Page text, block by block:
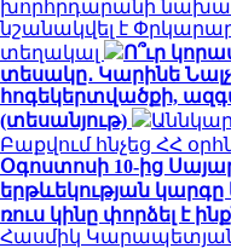
խորհրդարանի
նշանակվել է
տեղակալ
Ո՞ւր
տեսակը․ Կարինե
հոգեկերտվածքի,
(տեսանյութ)
Բաքվում հնչեց ՀՀ
Օգոստոսի 10-ից
երթևեկության
ռուս կինը փորձել է
Հասմիկ